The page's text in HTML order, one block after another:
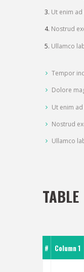
Ut enim
Nostrud
Ullamco
Tempor
Dolore
Ut enim
Nostrud
Ullamco
TABLE
# Column 1